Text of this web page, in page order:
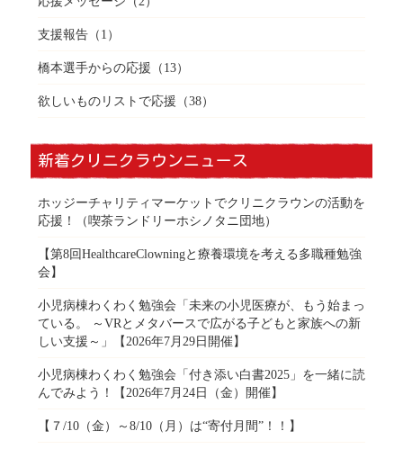
支援報告（1）
橋本選手からの応援 （13）
欲しいものリストで応援 （38）
新着クリニクラウンニュース
ホッジーチャリティマーケットでクリニクラウンの活動を
応援！（喫茶ランドリーホシノタニ団地）
【第8回HealthcareClowningと療養環境を考える多職種勉強
会】
小児病棟わくわく勉強会「未来の小児医療が、もう始まっ
ている。 ～VRとメタバースで広がる子どもと家族への新
しい支援～」【2026年7月29日開催】
小児病棟わくわく勉強会「付き添い白書2025」を一緒に読
んでみよう！【2026年7月24日（金）開催】
【７/10（金）～8/10（月）は“寄付月間”！！】